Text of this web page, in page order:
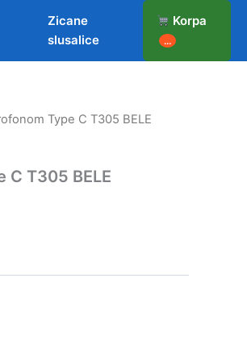
Zicane
slusalice
Korpa
...
Type C T305 BELE
C T305 BELE